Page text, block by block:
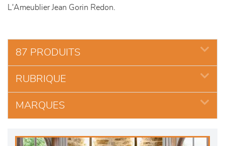
L'Ameublier Jean Gorin Redon.
87 PRODUITS
RUBRIQUE
MARQUES